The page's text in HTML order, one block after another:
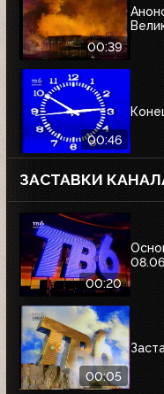
00:39
00:46
ЗАСТАВКИ
00:20
00:05